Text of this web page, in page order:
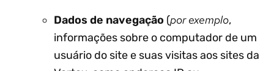
Dados de navegação (por exemplo,
informações sobre o computador de um
usuário do site e suas visitas aos sites da